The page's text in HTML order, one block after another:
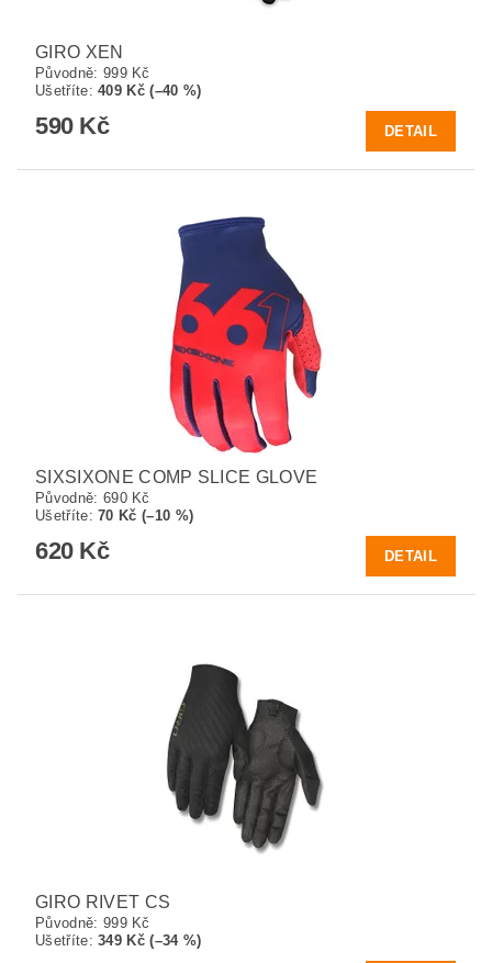
GIRO XEN
Původně: 999 Kč
Ušetříte:409 Kč (–40 %)
590 Kč DETAIL
SIXSIXONE COMP SLICE GLOVE
Původně: 690 Kč
Ušetříte:70 Kč (–10 %)
620 Kč DETAIL
GIRO RIVET CS
Původně: 999 Kč
Ušetříte:349 Kč (–34 %)